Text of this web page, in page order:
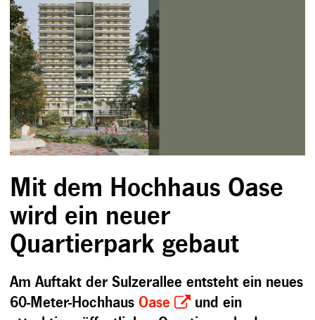
Mit dem Hochhaus Oase
wird ein neuer
Quartierpark gebaut
Am Auftakt der Sulzerallee entsteht ein neues
60-Meter-HochhausOase
und ein